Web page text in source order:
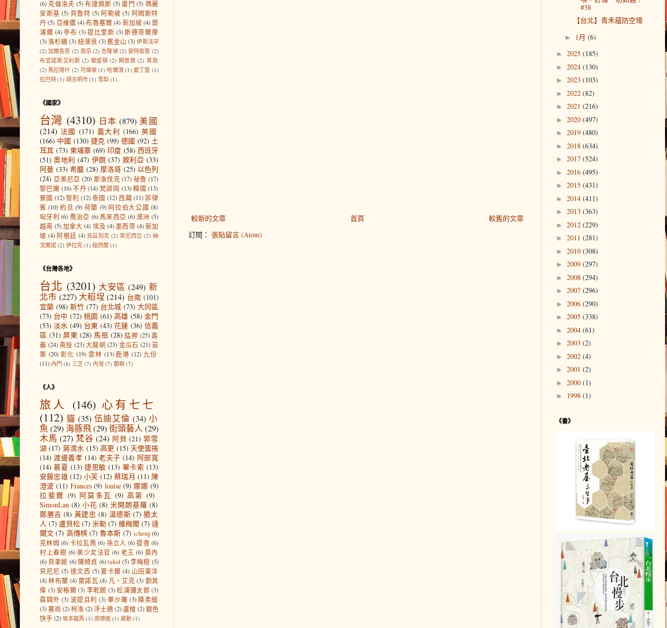
較新的文章 較舊的文章
首頁
訂閱： 張貼留言 (Atom)
(6) 克倫洛夫 (5)布達佩斯 (5) 廈門 (5) 瑪麗
安斯基 (5) 貝魯特 (5) 阿勒坡 (5) 阿姆斯特
丹 (5) 亞維儂 (4) 布魯塞爾 (4) 新加坡 (4) 齋
浦爾 (4) 亭布 (3) 提比里斯 (3) 斯德哥爾摩
(3)洛杉磯 (3) 紐澳良 (3)舊金山 (3) 伊斯法罕
(2) 加爾各答 (2) 南京 (2) 吉隆坡 (2) 安特衛普 (2)
布宜諾斯艾利斯 (2) 華盛頓 (2) 開普敦 (2) 青島
(2) 馬拉喀什 (2) 可倫坡 (1) 哈爾濱 (1) 愛丁堡 (1)
拉巴特 (1) 胡志明市 (1) 雪梨 (1)
《國家》
台灣 (4310) 日本 (879) 美國
(214) 法國 (171) 義大利 (166) 英國
(166) 中國 (130) 捷克 (99) 德國 (92) 土
耳其 (73) 柬埔寨 (69) 印度 (58) 西班牙
(51) 奧地利 (47) 伊朗 (37) 敘利亞 (33)
阿曼 (33) 希臘 (28) 摩洛哥 (25) 以色列
(24) 亞美尼亞 (20) 斯洛伐克 (17) 祕魯 (17)
黎巴嫩 (16) 不丹 (14) 梵諦岡 (13) 韓國 (13)
寮國 (12)智利 (12)泰國 (12)西藏 (11) 菲律
賓 (10) 約旦 (9) 荷蘭 (9) 阿拉伯大公國 (8)
匈牙利 (6) 喬治亞 (6) 馬來西亞 (6)澳洲 (5)
越南 (5) 加拿大 (4) 埃及 (4)墨西哥 (4)新加
坡 (4) 阿根廷 (4) 烏茲別克 (2) 突尼西亞 (2) 納
戈爾諾 (2) 伊拉克 (1) 紐西蘭 (1)
《台灣各地》
台北 (3201) 大安區 (249) 新
北市 (227) 大稻埕 (214) 台南 (101)
宜蘭 (98) 新竹 (77) 台北城 (73) 大同區
(73) 台中 (72) 桃園 (61) 高雄 (58) 金門
(53) 淡水 (49) 台東 (43) 花蓮 (36) 信義
區 (31) 屏東 (28) 馬祖 (28) 艋舺 (25) 嘉
義 (24) 南投 (23)大龍峒 (23) 金瓜石 (21)苗
栗 (20) 彰化 (19) 雲林 (13) 鹿港 (12) 九份
(11) 內門 (8) 三芝 (7) 內灣 (7) 蘭嶼 (7)
《人》
旅人 (146) 心有七七
(112) 貓 (35) 伍迪艾倫 (34) 小
魚 (29) 海豚飛(29) 街頭藝人 (29)
木馬 (27) 梵谷 (24) 阿貝 (21) 郭雪
湖 (17) 蔣渭水 (15) 高更 (15) 天使蛋捲
(14) 渡邊義孝 (14) 老夫子 (14) 阿部寬
(14) 慕夏 (13) 捷思敏 (13) 畢卡索 (13)
安藤忠雄 (12) 小芙 (12) 蔡瑞月 (11) 陳
澄波 (11) Frances (9) louise (9) 娜娜 (9)
拉斐爾 (9) 阿莫多瓦 (9) 高第 (9)
SimonLan (8) 小花 (8) 米開朗基羅 (8)
鄭勝吉 (8) 黃建忠 (8) 溫德斯 (7) 猶太
人 (7) 盧貝松 (7) 米勒 (7) 維梅爾 (7) 達
爾文 (7) 高傳棋 (7) 魯本斯 (7) icheng(6)
克林姆 (6) 卡拉瓦喬 (6) 孫立人 (6)提香 (6)
村上春樹 (6) 美少女法官 (6) 老王 (6) 莫內
(6) 貝聿銘 (6) 陳綺貞 (6) takol (5)李梅樹 (5)
貝尼尼 (5) 達文西 (5) 夏卡爾 (4) 山田東洋
(4)林布蘭 (4) 雷諾瓦 (4) 凡‧艾克 (3) 劉其
偉 (3)安格爾 (3) 李乾朗 (3)松浦彌太郎 (3)
森鷗外 (3) 波提且利 (3) 畢沙羅 (3) 陳柔縉
(3)塞尚 (2)柯洛 (2)浮士德 (2) 盧梭 (2)銀色
快手 (2) 坂本龍馬 (1) 席德進 (1) 蔣勳 (1)
#38
【台北】青禾蘊防空壕
► 1月 (6)
► 2025 (185)
► 2024 (130)
► 2023 (103)
► 2022 (82)
► 2021 (216)
► 2020 (497)
► 2019 (480)
► 2018 (634)
► 2017 (524)
► 2016 (495)
► 2015 (431)
► 2014 (411)
► 2013 (363)
► 2012 (229)
► 2011 (281)
► 2010 (308)
► 2009 (297)
► 2008 (294)
► 2007 (296)
► 2006 (290)
► 2005 (338)
► 2004 (61)
► 2003 (2)
► 2002 (4)
► 2001 (2)
► 2000 (1)
► 1998 (1)
《書》